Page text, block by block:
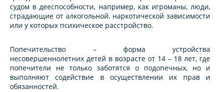
судом в дееспособности, например, как игроманы, люди,
страдающие от алкогольной, наркотической зависимости
или у которых психическое расстройство.
Попечительство – форма устройства
несовершеннолетних детей в возрасте от 14 – 18 лет, где
попечители не только заботятся о подопечных, но и
выполняют содействие в осуществлении их прав и
обязанностей.